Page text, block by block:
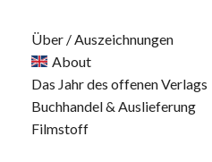
Über / Auszeichnungen
About
Das Jahr des offenen Verlags
Buchhandel & Auslieferung
Filmstoff